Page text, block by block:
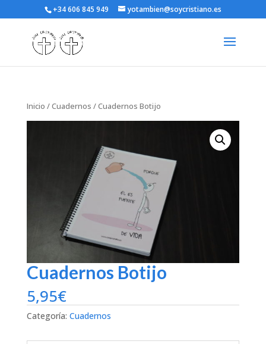
+34 606 845 949 yotambien@soycristiano.es
Inicio /Cuadernos / Cuadernos Botijo
Cuadernos Botijo
5,95€
Categoría: Cuadernos